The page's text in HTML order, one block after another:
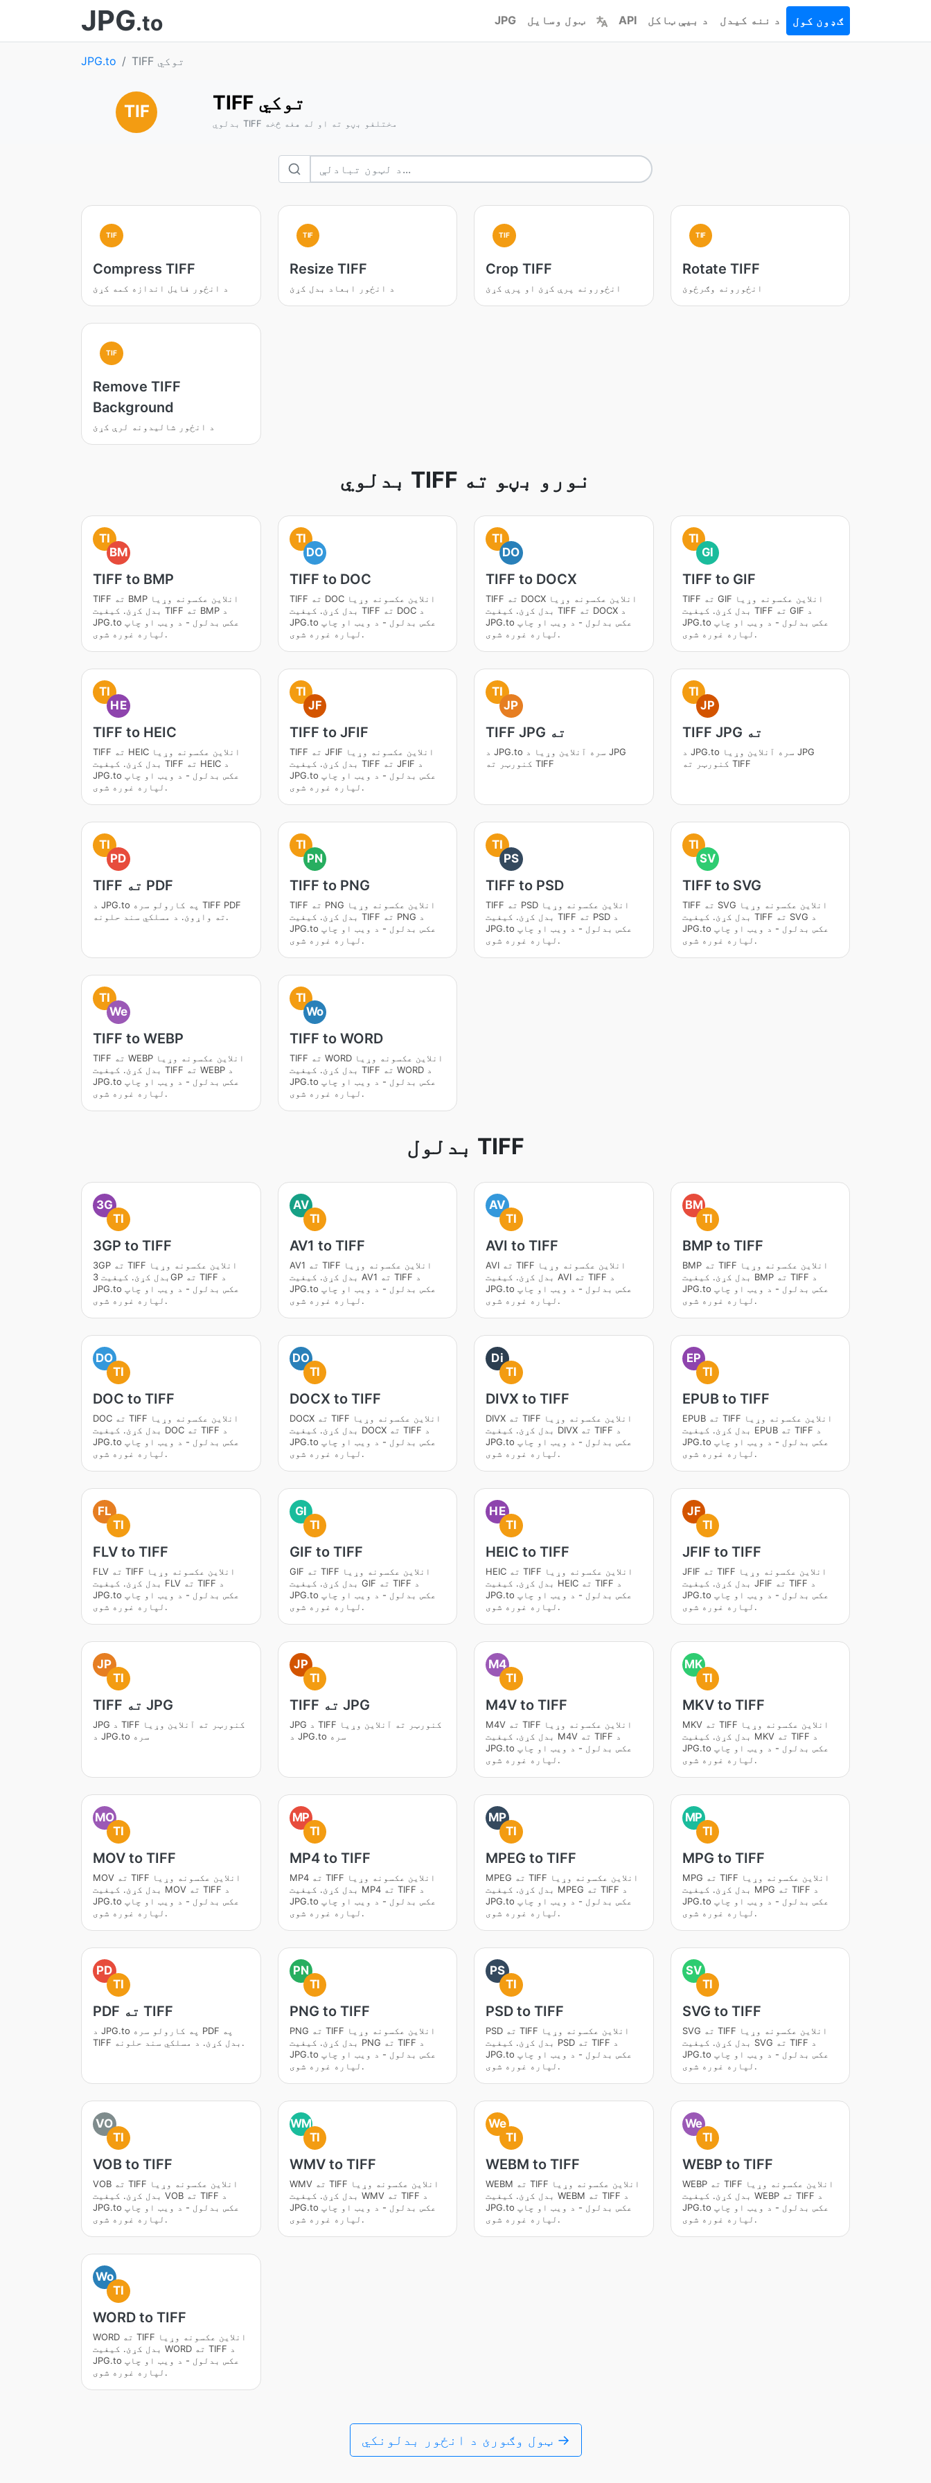
JPG.to JPG ټول وسایل API د بیې ټاکل د ننه کیدل ګډون کول
JPG.to TIFF توکي
TIF TIFF توکي
بدلوي TIFF مختلفو بڼو ته او له هغه څخه
TIF
Compress TIFF
د انځور فایل اندازه کمه کړئ
TIF
Resize TIFF
د انځور ابعاد بدل کړئ
TIF
Crop TIFF
انځورونه پرې کړئ او پرې کړئ
TIF
Rotate TIFF
انځورونه وګرځوئ
TIF
Remove TIFF
Background
د انځور شاليدونه لرې کړئ
بدلوي TIFF نورو بڼو ته
TI
BM
TIFF to BMP
TIFF ته BMP انلاین عکسونه وړیا
بدل کړئ. کیفیت TIFF ته BMP د
JPG.to عکس بدلول - د ویب او چاپ
لپاره غوره شوی.
TI
DO
TIFF to DOC
TIFF ته DOC انلاین عکسونه وړیا
بدل کړئ. کیفیت TIFF ته DOC د
JPG.to عکس بدلول - د ویب او چاپ
لپاره غوره شوی.
TI
DO
TIFF to DOCX
TIFF ته DOCX انلاین عکسونه وړیا
بدل کړئ. کیفیت TIFF ته DOCX د
JPG.to عکس بدلول - د ویب او چاپ
لپاره غوره شوی.
TI
GI
TIFF to GIF
TIFF ته GIF انلاین عکسونه وړیا
بدل کړئ. کیفیت TIFF ته GIF د
JPG.to عکس بدلول - د ویب او چاپ
لپاره غوره شوی.
TI
HE
TIFF to HEIC
TIFF ته HEIC انلاین عکسونه وړیا
بدل کړئ. کیفیت TIFF ته HEIC د
JPG.to عکس بدلول - د ویب او چاپ
لپاره غوره شوی.
TI
JF
TIFF to JFIF
TIFF ته JFIF انلاین عکسونه وړیا
بدل کړئ. کیفیت TIFF ته JFIF د
JPG.to عکس بدلول - د ویب او چاپ
لپاره غوره شوی.
TI
JP
TIFF JPG ته
د JPG.to سره آنلاین وړیا د JPG
کنورټر ته TIFF
TI
JP
TIFF JPG ته
د JPG.to سره آنلاین وړیا JPG
کنورټر ته TIFF
TI
PD
TIFF ته PDF
د JPG.to په کارولو سره TIFF PDF
ته واړوئ. د مسلکي سند حلونه.
TI
PN
TIFF to PNG
TIFF ته PNG انلاین عکسونه وړیا
بدل کړئ. کیفیت TIFF ته PNG د
JPG.to عکس بدلول - د ویب او چاپ
لپاره غوره شوی.
TI
PS
TIFF to PSD
TIFF ته PSD انلاین عکسونه وړیا
بدل کړئ. کیفیت TIFF ته PSD د
JPG.to عکس بدلول - د ویب او چاپ
لپاره غوره شوی.
TI
SV
TIFF to SVG
TIFF ته SVG انلاین عکسونه وړیا
بدل کړئ. کیفیت TIFF ته SVG د
JPG.to عکس بدلول - د ویب او چاپ
لپاره غوره شوی.
TI
We
TIFF to WEBP
TIFF ته WEBP انلاین عکسونه وړیا
بدل کړئ. کیفیت TIFF ته WEBP د
JPG.to عکس بدلول - د ویب او چاپ
لپاره غوره شوی.
TI
Wo
TIFF to WORD
TIFF ته WORD انلاین عکسونه وړیا
بدل کړئ. کیفیت TIFF ته WORD د
JPG.to عکس بدلول - د ویب او چاپ
لپاره غوره شوی.
بدلول TIFF
3G
TI
3GP to TIFF
3GP ته TIFF انلاین عکسونه وړیا
بدل کړئ. کیفیت 3GP ته TIFF د
JPG.to عکس بدلول - د ویب او چاپ
لپاره غوره شوی.
AV
TI
AV1 to TIFF
AV1 ته TIFF انلاین عکسونه وړیا
بدل کړئ. کیفیت AV1 ته TIFF د
JPG.to عکس بدلول - د ویب او چاپ
لپاره غوره شوی.
AV
TI
AVI to TIFF
AVI ته TIFF انلاین عکسونه وړیا
بدل کړئ. کیفیت AVI ته TIFF د
JPG.to عکس بدلول - د ویب او چاپ
لپاره غوره شوی.
BM
TI
BMP to TIFF
BMP ته TIFF انلاین عکسونه وړیا
بدل کړئ. کیفیت BMP ته TIFF د
JPG.to عکس بدلول - د ویب او چاپ
لپاره غوره شوی.
DO
TI
DOC to TIFF
DOC ته TIFF انلاین عکسونه وړیا
بدل کړئ. کیفیت DOC ته TIFF د
JPG.to عکس بدلول - د ویب او چاپ
لپاره غوره شوی.
DO
TI
DOCX to TIFF
DOCX ته TIFF انلاین عکسونه وړیا
بدل کړئ. کیفیت DOCX ته TIFF د
JPG.to عکس بدلول - د ویب او چاپ
لپاره غوره شوی.
Di
TI
DIVX to TIFF
DIVX ته TIFF انلاین عکسونه وړیا
بدل کړئ. کیفیت DIVX ته TIFF د
JPG.to عکس بدلول - د ویب او چاپ
لپاره غوره شوی.
EP
TI
EPUB to TIFF
EPUB ته TIFF انلاین عکسونه وړیا
بدل کړئ. کیفیت EPUB ته TIFF د
JPG.to عکس بدلول - د ویب او چاپ
لپاره غوره شوی.
FL
TI
FLV to TIFF
FLV ته TIFF انلاین عکسونه وړیا
بدل کړئ. کیفیت FLV ته TIFF د
JPG.to عکس بدلول - د ویب او چاپ
لپاره غوره شوی.
GI
TI
GIF to TIFF
GIF ته TIFF انلاین عکسونه وړیا
بدل کړئ. کیفیت GIF ته TIFF د
JPG.to عکس بدلول - د ویب او چاپ
لپاره غوره شوی.
HE
TI
HEIC to TIFF
HEIC ته TIFF انلاین عکسونه وړیا
بدل کړئ. کیفیت HEIC ته TIFF د
JPG.to عکس بدلول - د ویب او چاپ
لپاره غوره شوی.
JF
TI
JFIF to TIFF
JFIF ته TIFF انلاین عکسونه وړیا
بدل کړئ. کیفیت JFIF ته TIFF د
JPG.to عکس بدلول - د ویب او چاپ
لپاره غوره شوی.
JP
TI
TIFF ته JPG
JPG د TIFF کنورټر ته آنلاین وړیا
د JPG.to سره
JP
TI
TIFF ته JPG
JPG د TIFF کنورټر ته آنلاین وړیا
د JPG.to سره
M4
TI
M4V to TIFF
M4V ته TIFF انلاین عکسونه وړیا
بدل کړئ. کیفیت M4V ته TIFF د
JPG.to عکس بدلول - د ویب او چاپ
لپاره غوره شوی.
MK
TI
MKV to TIFF
MKV ته TIFF انلاین عکسونه وړیا
بدل کړئ. کیفیت MKV ته TIFF د
JPG.to عکس بدلول - د ویب او چاپ
لپاره غوره شوی.
MO
TI
MOV to TIFF
MOV ته TIFF انلاین عکسونه وړیا
بدل کړئ. کیفیت MOV ته TIFF د
JPG.to عکس بدلول - د ویب او چاپ
لپاره غوره شوی.
MP
TI
MP4 to TIFF
MP4 ته TIFF انلاین عکسونه وړیا
بدل کړئ. کیفیت MP4 ته TIFF د
JPG.to عکس بدلول - د ویب او چاپ
لپاره غوره شوی.
MP
TI
MPEG to TIFF
MPEG ته TIFF انلاین عکسونه وړیا
بدل کړئ. کیفیت MPEG ته TIFF د
JPG.to عکس بدلول - د ویب او چاپ
لپاره غوره شوی.
MP
TI
MPG to TIFF
MPG ته TIFF انلاین عکسونه وړیا
بدل کړئ. کیفیت MPG ته TIFF د
JPG.to عکس بدلول - د ویب او چاپ
لپاره غوره شوی.
PD
TI
PDF ته TIFF
د JPG.to په کارولو سره PDF په
TIFF بدل کړئ. د مسلکي سند حلونه.
PN
TI
PNG to TIFF
PNG ته TIFF انلاین عکسونه وړیا
بدل کړئ. کیفیت PNG ته TIFF د
JPG.to عکس بدلول - د ویب او چاپ
لپاره غوره شوی.
PS
TI
PSD to TIFF
PSD ته TIFF انلاین عکسونه وړیا
بدل کړئ. کیفیت PSD ته TIFF د
JPG.to عکس بدلول - د ویب او چاپ
لپاره غوره شوی.
SV
TI
SVG to TIFF
SVG ته TIFF انلاین عکسونه وړیا
بدل کړئ. کیفیت SVG ته TIFF د
JPG.to عکس بدلول - د ویب او چاپ
لپاره غوره شوی.
VO
TI
VOB to TIFF
VOB ته TIFF انلاین عکسونه وړیا
بدل کړئ. کیفیت VOB ته TIFF د
JPG.to عکس بدلول - د ویب او چاپ
لپاره غوره شوی.
WM
TI
WMV to TIFF
WMV ته TIFF انلاین عکسونه وړیا
بدل کړئ. کیفیت WMV ته TIFF د
JPG.to عکس بدلول - د ویب او چاپ
لپاره غوره شوی.
We
TI
WEBM to TIFF
WEBM ته TIFF انلاین عکسونه وړیا
بدل کړئ. کیفیت WEBM ته TIFF د
JPG.to عکس بدلول - د ویب او چاپ
لپاره غوره شوی.
We
TI
WEBP to TIFF
WEBP ته TIFF انلاین عکسونه وړیا
بدل کړئ. کیفیت WEBP ته TIFF د
JPG.to عکس بدلول - د ویب او چاپ
لپاره غوره شوی.
Wo
TI
WORD to TIFF
WORD ته TIFF انلاین عکسونه وړیا
بدل کړئ. کیفیت WORD ته TIFF د
JPG.to عکس بدلول - د ویب او چاپ
لپاره غوره شوی.
ټول وګورئ د انځور بدلونکي →